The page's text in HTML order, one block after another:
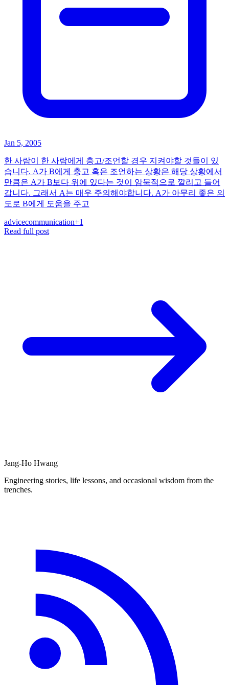
Jan 5, 2005
한 사람이 한 사람에게 충고/조언할 경우 지켜야할 것들이 있
습니다. A가 B에게 충고 혹은 조언하는 상황은 해당 상황에서
만큼은 A가 B보다 위에 있다는 것이 암묵적으로 깔리고 들어
갑니다. 그래서 A는 매우 주의해야합니다. A가 아무리 좋은 의
도로 B에게 도움을 주고
advicecommunication+1
Read full post
Jang-Ho Hwang
Engineering stories, life lessons, and occasional wisdom from the
trenches.